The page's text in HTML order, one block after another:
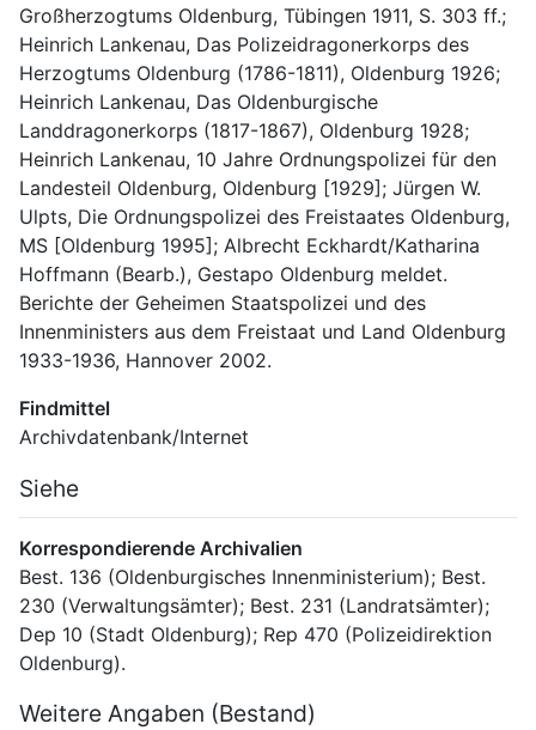
Großherzogtums Oldenburg, Tübingen 1911, S. 303 ff.;
Heinrich Lankenau, Das Polizeidragonerkorps des
Herzogtums Oldenburg (1786-1811), Oldenburg 1926;
Heinrich Lankenau, Das Oldenburgische
Landdragonerkorps (1817-1867), Oldenburg 1928;
Heinrich Lankenau, 10 Jahre Ordnungspolizei für den
Landesteil Oldenburg, Oldenburg [1929]; Jürgen W.
Ulpts, Die Ordnungspolizei des Freistaates Oldenburg,
MS [Oldenburg 1995]; Albrecht Eckhardt/Katharina
Hoffmann (Bearb.), Gestapo Oldenburg meldet.
Berichte der Geheimen Staatspolizei und des
Innenministers aus dem Freistaat und Land Oldenburg
1933-1936, Hannover 2002.
Findmittel
Archivdatenbank/Internet
Siehe
Korrespondierende Archivalien
Best. 136 (Oldenburgisches Innenministerium); Best.
230 (Verwaltungsämter); Best. 231 (Landratsämter);
Dep 10 (Stadt Oldenburg); Rep 470 (Polizeidirektion
Oldenburg).
Weitere Angaben (Bestand)